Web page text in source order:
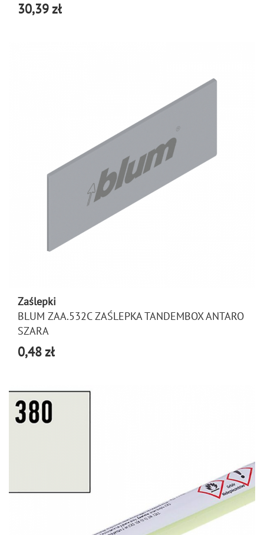
30,39 zł
Zaślepki
BLUM ZAA.532C ZAŚLEPKA TANDEMBOX ANTARO
SZARA
0,48 zł